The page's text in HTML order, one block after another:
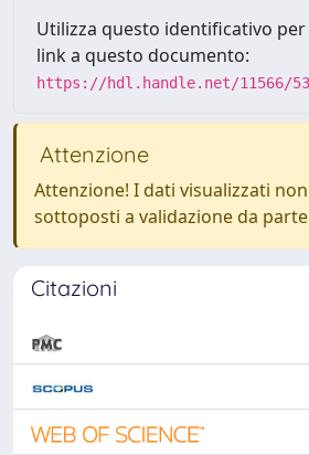
Utilizza questo identificativo
link a questo documento:
https://hdl.handle.net/11566/
Attenzione
Attenzione! I dati visualizzati
sottoposti a validazione da
Citazioni